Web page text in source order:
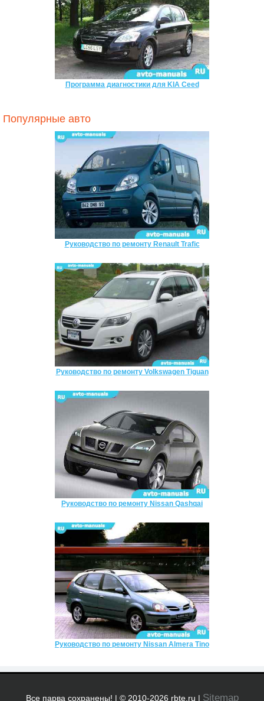
Программа диагностики для KIA Ceed
Популярные авто
Руководство по ремонту Renault Trafic
Руководство по ремонту Volkswagen Tiguan
Руководство по ремонту Nissan Qashqai
Руководство по ремонту Nissan Almera Tino
Все парва сохранены! | © 2010-2026 rbte.ru | Sitemap